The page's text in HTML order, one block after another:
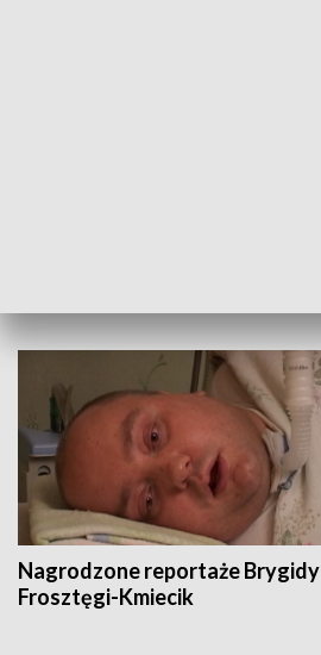
Nagrodzone reportaże Brygidy
Frosztęgi-Kmiecik